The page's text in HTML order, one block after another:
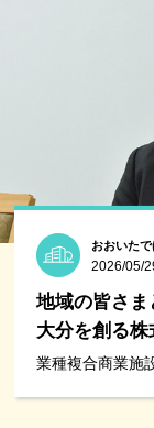
おおいたで
2026/05/
地域の皆さま
大分を創る
業種複合商業施